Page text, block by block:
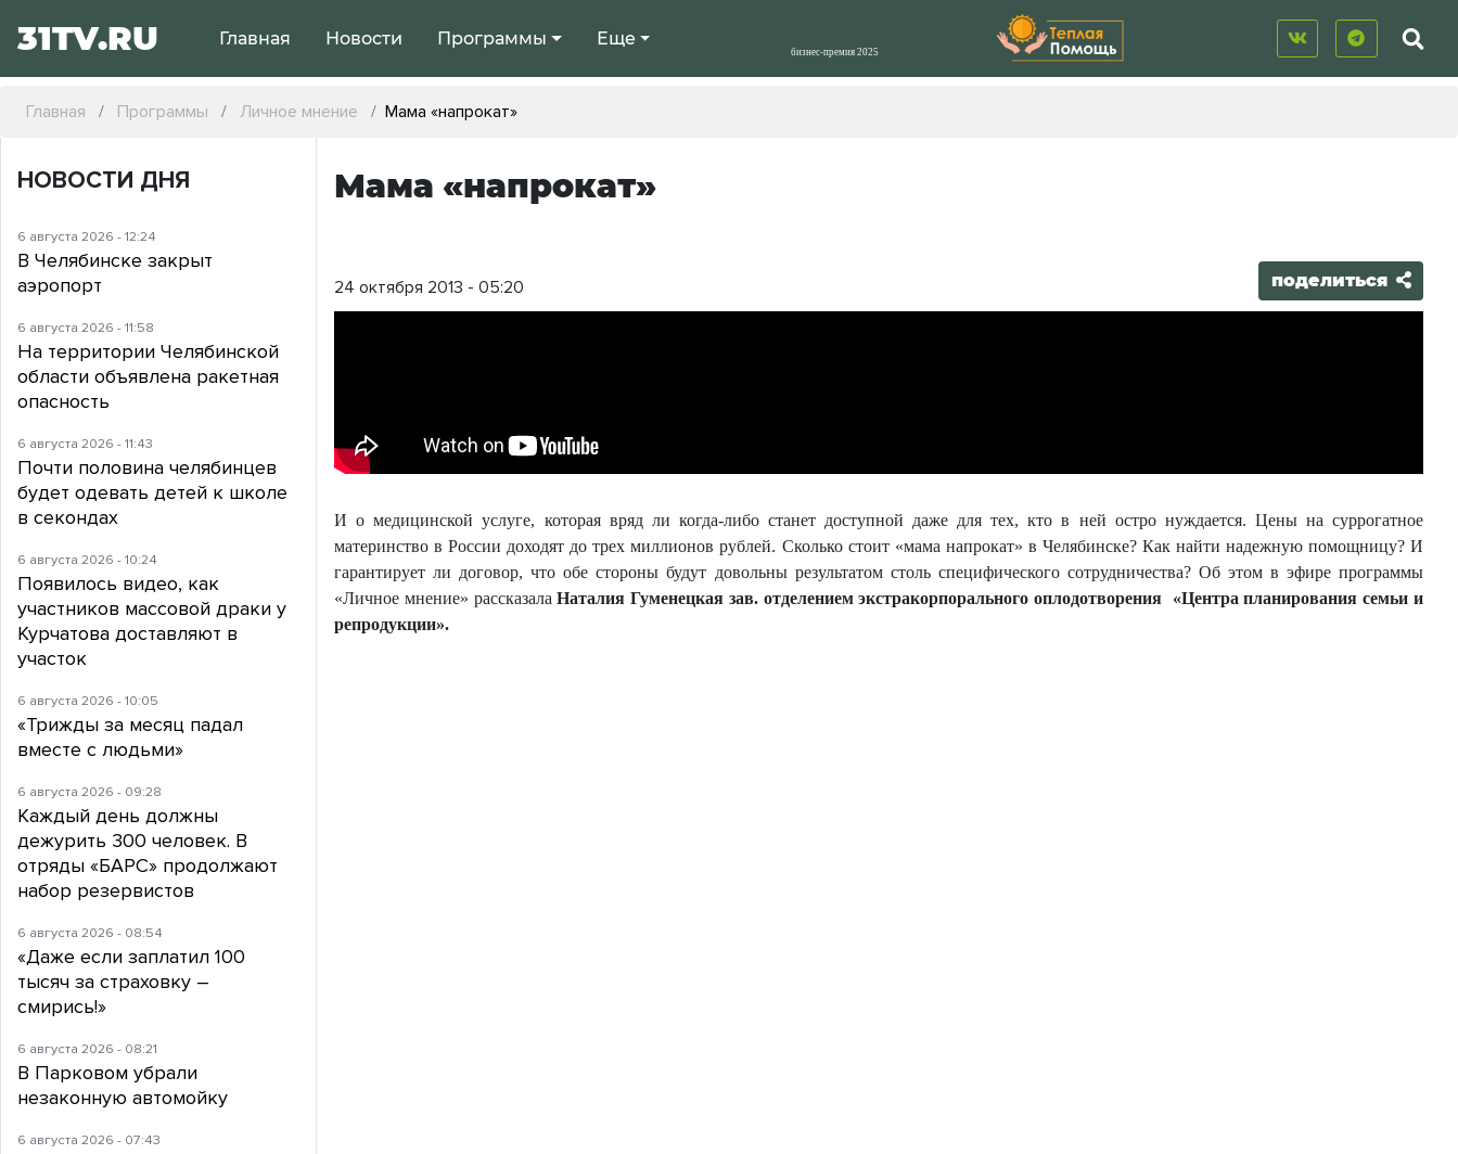
31TV.RU Главная Новости Программы Еще
Главная Программы Личное мнение Мама «напрокат»
Мама «напрокат»
24 октября 2013 - 05:20 поделиться
И о медицинской услуге, которая вряд ли когда-либо станет доступной даже для тех, кто в ней остро нуждается. Цены на суррогатное
материнство в России доходят до трех миллионов рублей. Сколько стоит «мама напрокат» в Челябинске? Как найти надежную помощницу? И
гарантирует ли договор, что обе стороны будут довольны результатом столь специфического сотрудничества? Об этом в эфире программы
«Личное мнение» рассказалаНаталия Гуменецкая зав. отделением экстракорпорального оплодотворения «Центра планирования семьи и
репродукции».
НОВОСТИ ДНЯ
6 августа 2026 - 12:24
В Челябинске закрыт
аэропорт
6 августа 2026 - 11:58
На территории Челябинской
области объявлена ракетная
опасность
6 августа 2026 - 11:43
Почти половина челябинцев
будет одевать детей к школе
в секондах
6 августа 2026 - 10:24
Появилось видео, как
участников массовой драки у
Курчатова доставляют в
участок
6 августа 2026 - 10:05
«Трижды за месяц падал
вместе с людьми»
6 августа 2026 - 09:28
Каждый день должны
дежурить 300 человек. В
отряды «БАРС» продолжают
набор резервистов
6 августа 2026 - 08:54
«Даже если заплатил 100
тысяч за страховку –
смирись!»
6 августа 2026 - 08:21
В Парковом убрали
незаконную автомойку
6 августа 2026 - 07:43